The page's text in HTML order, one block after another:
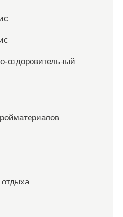
оздоровительный